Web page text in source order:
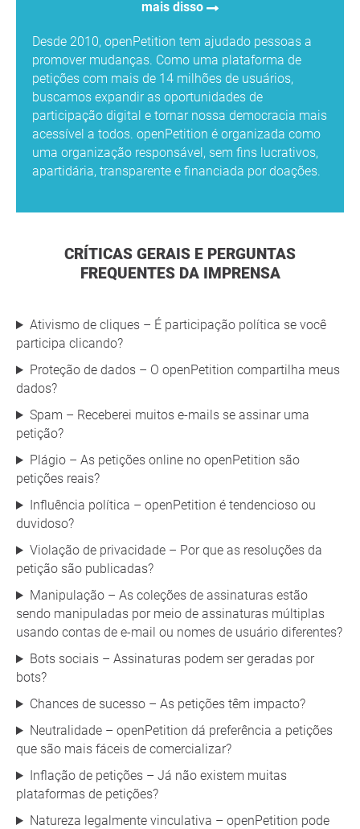
mais disso
Desde 2010, openPetition tem ajudado pessoas a
promover mudanças. Como uma plataforma de
petições com mais de 14 milhões de usuários,
buscamos expandir as oportunidades de
participação digital e tornar nossa democracia mais
acessível a todos. openPetition é organizada como
uma organização responsável, sem fins lucrativos,
apartidária, transparente e financiada por doações.
CRÍTICAS GERAIS E PERGUNTAS
FREQUENTES DA IMPRENSA
Ativismo de cliques – É participação política se você
participa clicando?
Proteção de dados – O openPetition compartilha meus
dados?
Spam – Receberei muitos e-mails se assinar uma
petição?
Plágio – As petições online no openPetition são
petições reais?
Influência política – openPetition é tendencioso ou
duvidoso?
Violação de privacidade – Por que as resoluções da
petição são publicadas?
Manipulação – As coleções de assinaturas estão
sendo manipuladas por meio de assinaturas múltiplas
usando contas de e-mail ou nomes de usuário diferentes?
Bots sociais – Assinaturas podem ser geradas por
bots?
Chances de sucesso – As petições têm impacto?
Neutralidade – openPetition dá preferência a petições
que são mais fáceis de comercializar?
Inflação de petições – Já não existem muitas
plataformas de petições?
Natureza legalmente vinculativa – openPetition pode